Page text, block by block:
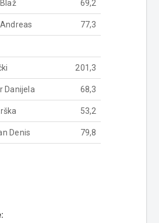
69,2
77,3
201,3
Danijela 68,3
53,2
Denis 79,8